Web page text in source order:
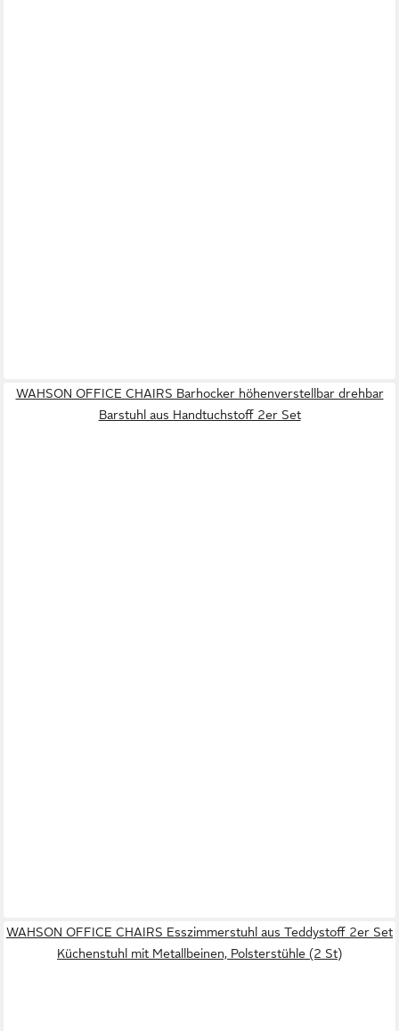
WAHSON OFFICE CHAIRS Barhocker höhenverstellbar drehbar
Barstuhl aus Handtuchstoff 2er Set
WAHSON OFFICE CHAIRS Esszimmerstuhl aus Teddystoff 2er Set
Küchenstuhl mit Metallbeinen, Polsterstühle (2 St)